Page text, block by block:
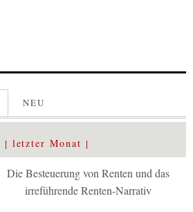
NEU
letzter Monat
Die Besteuerung von Renten und das
irreführende Renten-Narrativ